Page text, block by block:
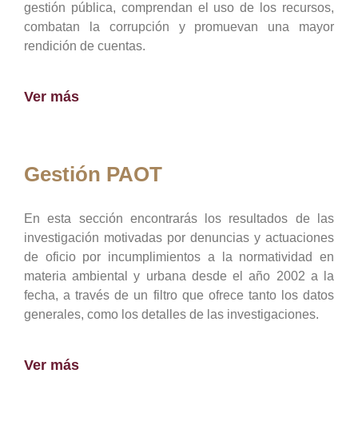
gestión pública, comprendan el uso de los recursos,
combatan la corrupción y promuevan una mayor
rendición de cuentas.
Ver más
Gestión PAOT
En esta sección encontrarás los resultados de las
investigación motivadas por denuncias y actuaciones
de oficio por incumplimientos a la normatividad en
materia ambiental y urbana desde el año 2002 a la
fecha, a través de un filtro que ofrece tanto los datos
generales, como los detalles de las investigaciones.
Ver más